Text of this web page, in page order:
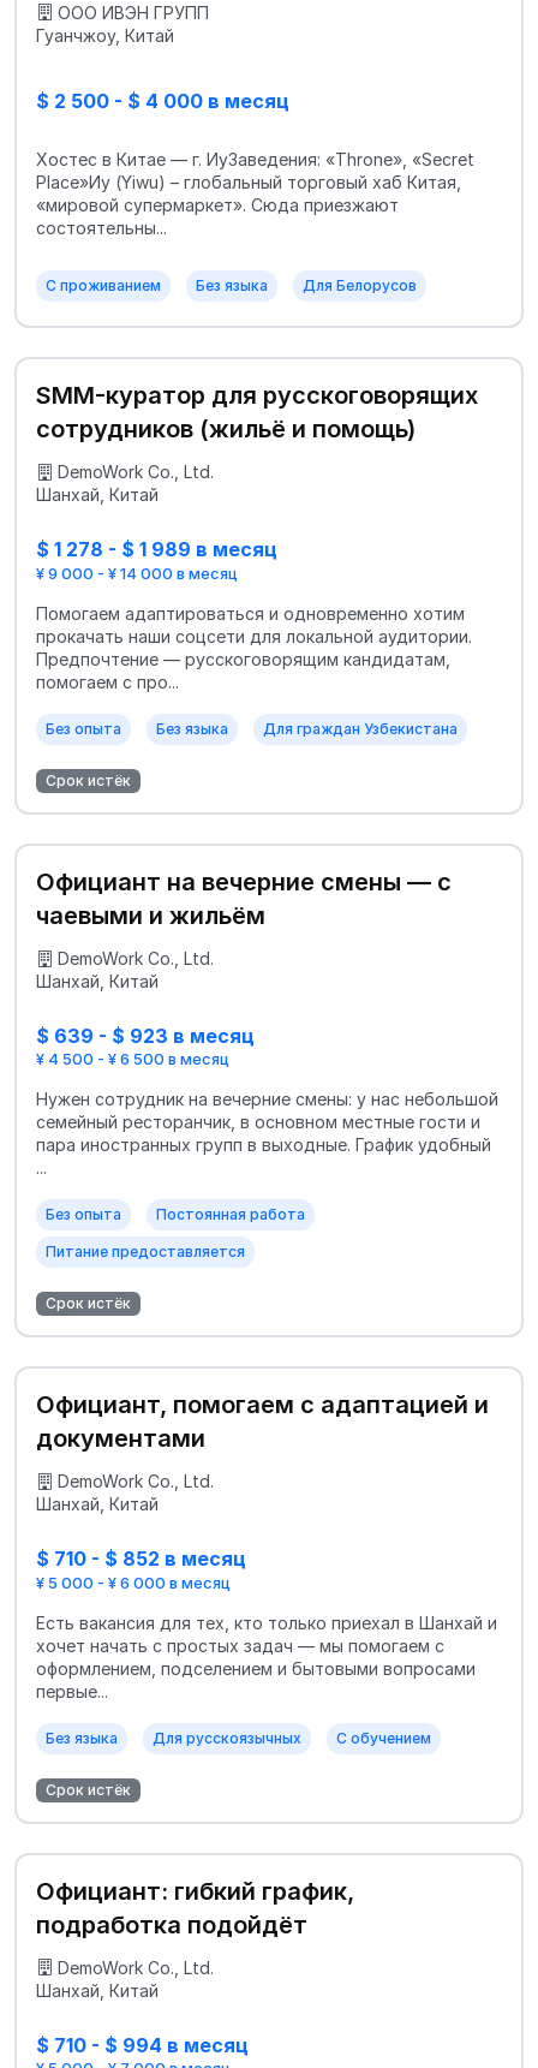
ООО ИВЭН ГРУПП
Гуанчжоу, Китай
$ 2 500 - $ 4 000 в месяц
Хостес в Китае — г. ИуЗаведения: «Throne», «Secret
Place»Иу (Yiwu) – глобальный торговый хаб Китая,
«мировой супермаркет». Сюда приезжают
состоятельны...
С проживанием Без языка Для Белорусов
SMM-куратор для русскоговорящих
сотрудников (жильё и помощь)
DemoWork Co., Ltd.
Шанхай, Китай
$ 1 278 - $ 1 989 в месяц
¥ 9 000 - ¥ 14 000 в месяц
Помогаем адаптироваться и одновременно хотим
прокачать наши соцсети для локальной аудитории.
Предпочтение — русскоговорящим кандидатам,
помогаем с про...
Без опыта Без языка Для граждан Узбекистана
Срок истёк
Официант на вечерние смены — с
чаевыми и жильём
DemoWork Co., Ltd.
Шанхай, Китай
$ 639 - $ 923 в месяц
¥ 4 500 - ¥ 6 500 в месяц
Нужен сотрудник на вечерние смены: у нас небольшой
семейный ресторанчик, в основном местные гости и
пара иностранных групп в выходные. График удобный
...
Без опыта Постоянная работа
Питание предоставляется
Срок истёк
Официант, помогаем с адаптацией и
документами
DemoWork Co., Ltd.
Шанхай, Китай
$ 710 - $ 852 в месяц
¥ 5 000 - ¥ 6 000 в месяц
Есть вакансия для тех, кто только приехал в Шанхай и
хочет начать с простых задач — мы помогаем с
оформлением, подселением и бытовыми вопросами
первые...
Без языка Для русскоязычных С обучением
Срок истёк
Официант: гибкий график,
подработка подойдёт
DemoWork Co., Ltd.
Шанхай, Китай
$ 710 - $ 994 в месяц